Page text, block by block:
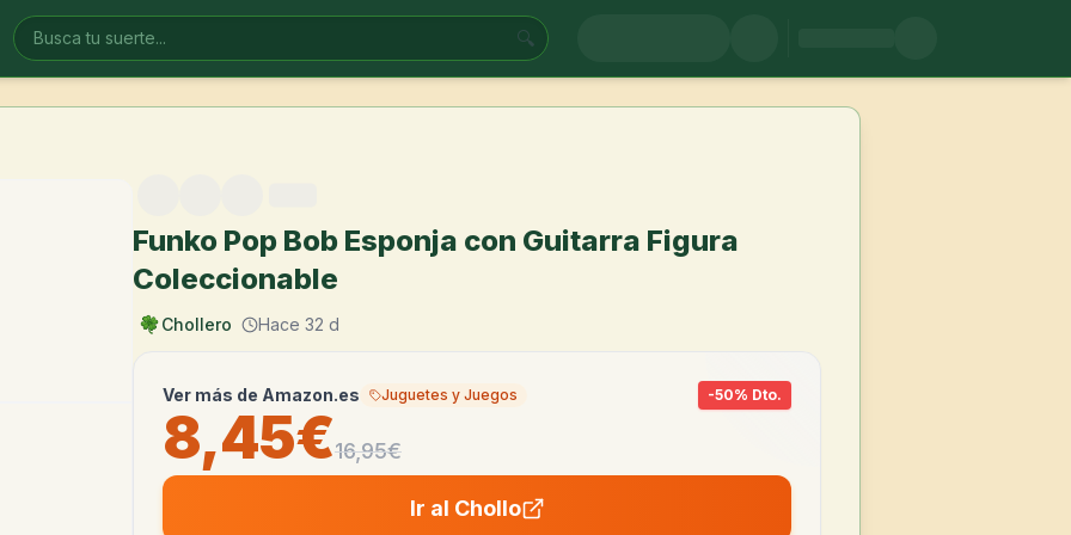
🔍
Funko Pop Bob Esponja con Guitarra Figura
Coleccionable
Chollero Hace 32 d
Ver más de Amazon.es Juguetes y Juegos -50% Dto.
8,45€16,95€
Ir al Chollo